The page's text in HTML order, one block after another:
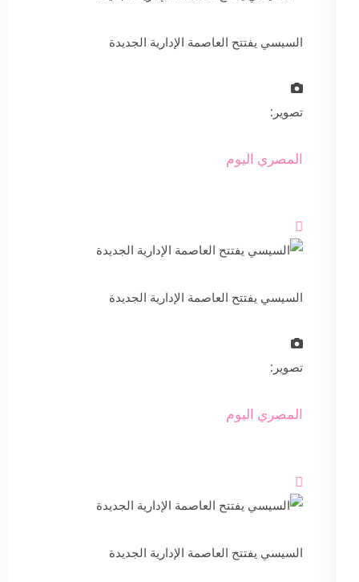
السيسي يفتتح العاصمة الإدارية الجديدة
تصوير:
المصري اليوم

السيسي يفتتح العاصمة الإدارية الجديدة
تصوير:
المصري اليوم

السيسي يفتتح العاصمة الإدارية الجديدة